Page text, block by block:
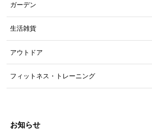
ガーデン
生活雑貨
アウトドア
フィットネス・トレーニング
お知らせ